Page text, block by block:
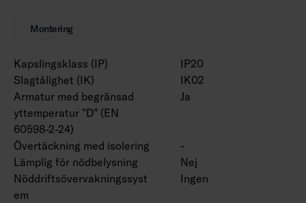
Montering
Kapslingsklass (IP)
IP20
Slagtålighet (IK)
IK02
Armatur med begränsad
yttemperatur "D" (EN
60598-2-24)
Ja
Övertäckning med isolering
-
Lämplig för nödbelysning
Nej
Nöddriftsövervakningssyst
em
Ingen